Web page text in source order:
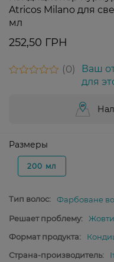
Atricos Milano для
мл
252,50 ГРН
0
Ваш
для
Размеры
200 мл
Тип волос: Фарбоване
Решает проблему:
Формат продукта:
Страна-производитель: